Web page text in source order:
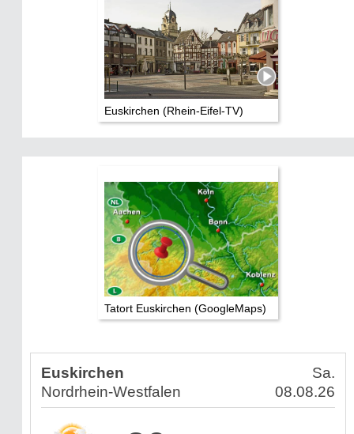
Euskirchen (Rhein-Eifel-TV)
Tatort Euskirchen (GoogleMaps)